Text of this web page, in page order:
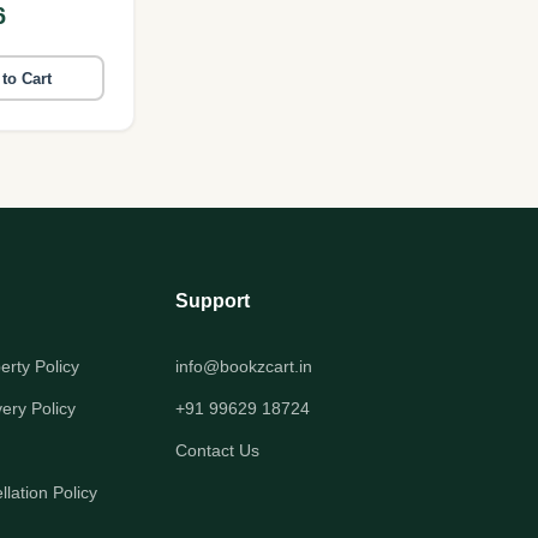
Cart
Policy
Policy
Policy
Support
info@bookzcart.in
+91 99629 18724
Contact Us